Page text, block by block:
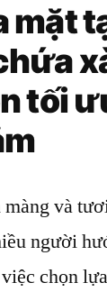
mặt
tối
và
người
chọn